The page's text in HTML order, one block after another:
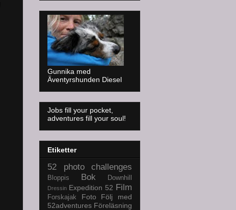
Gunnika med
Äventyrshunden Diesel
Jobs fill your pocket,
adventures fill your soul!
Etiketter
52 photo challenges
Bloppis Bok Downhill
Dressin Expedition 52 Film
Forskajak Foto
Följ med
52adventures Föreläsning